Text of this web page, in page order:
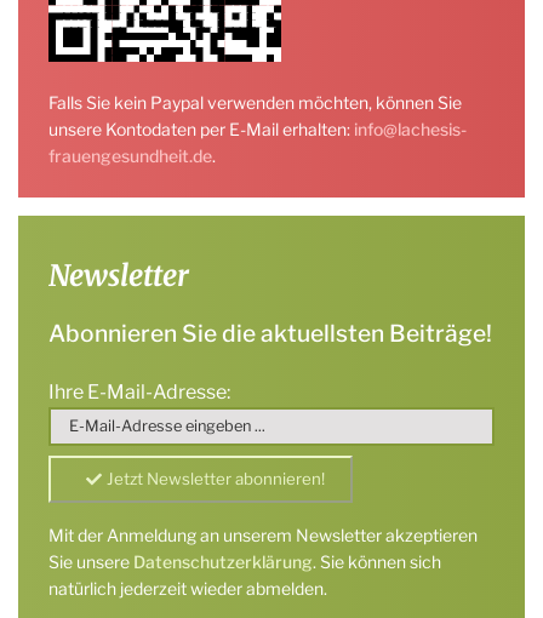
Falls Sie kein Paypal verwenden möchten, können Sie
unsere Kontodaten per E-Mail erhalten: info@lachesis-
frauengesundheit.de.
Newsletter
Abonnieren Sie die aktuellsten Beiträge!
Ihre E-Mail-Adresse:
Mit der Anmeldung an unserem Newsletter akzeptieren
Sie unsere Datenschutzerklärung. Sie können sich
natürlich jederzeit wieder abmelden.